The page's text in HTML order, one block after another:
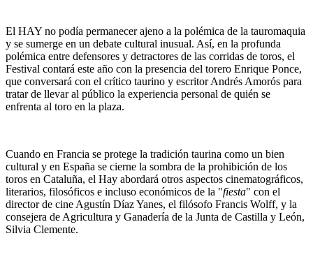
El HAY no podía permanecer ajeno a la polémica de la tauromaquia
y se sumerge en un debate cultural inusual. Así, en la profunda
polémica entre defensores y detractores de las corridas de toros, el
Festival contará este año con la presencia del torero Enrique Ponce,
que conversará con el crítico taurino y escritor Andrés Amorós para
tratar de llevar al público la experiencia personal de quién se
enfrenta al toro en la plaza.
Cuando en Francia se protege la tradición taurina como un bien
cultural y en España se cierne la sombra de la prohibición de los
toros en Cataluña, el Hay abordará otros aspectos cinematográficos,
literarios, filosóficos e incluso económicos de la "fiesta" con el
director de cine Agustín Díaz Yanes, el filósofo Francis Wolff, y la
consejera de Agricultura y Ganadería de la Junta de Castilla y León,
Silvia Clemente.